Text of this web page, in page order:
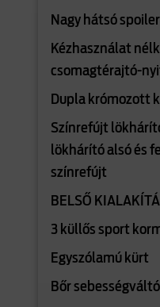
Nagy hátsó spoiler
Kézhasználat
csomagtérajtó-
Dupla krómozott
Színrefújt
lökhárító alsó és
színrefújt
BELSŐ
3 küllős sport
Egyszólamú kürt
Bőr